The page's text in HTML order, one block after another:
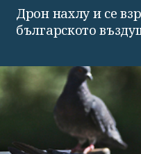
Дрон нахлу и се
българското